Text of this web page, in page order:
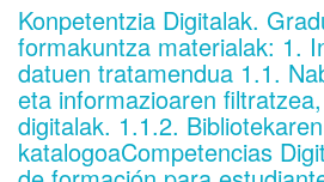
Konpetentzia Digitalak.
formakuntza materialak: 1.
datuen tratamendua 1.1.
eta informazioaren
digitalak. 1.1.2. Bibliotekaren
katalogoaCompetencias